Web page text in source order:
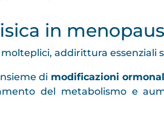
in
addirittura essenziali
di modificazioni
del metabolismo e